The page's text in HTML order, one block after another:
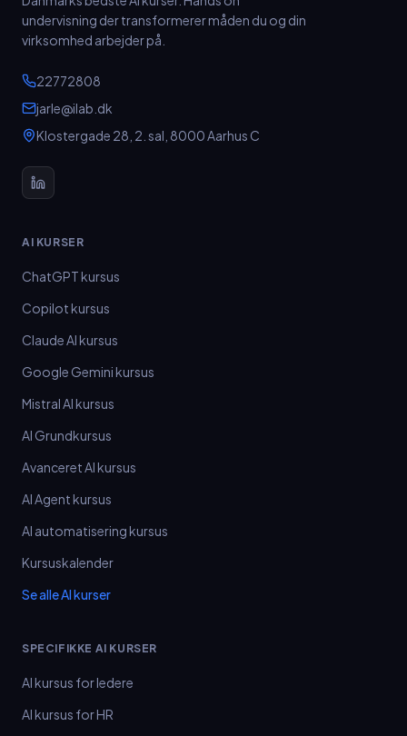
undervisning der transformerer måden du og din
virksomhed arbejder på.
22772808
jarle@ilab.dk
Klostergade 28, 2. sal 8000Aarhus C
AI KURSER
ChatGPT kursus
Copilot kursus
Claude AI kursus
Google Gemini kursus
Mistral AI kursus
AI Grundkursus
Avanceret AI kursus
AI Agent kursus
AI automatisering kursus
Kursuskalender
Se alle AI kurser
SPECIFIKKE AI KURSER
AI kursus for ledere
AI kursus for HR